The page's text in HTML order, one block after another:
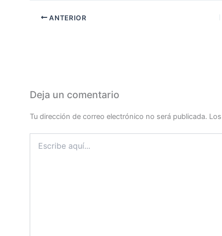
ANTERIOR
Deja un comentario
Tu dirección de correo electrónico no será publicada.
aquí...